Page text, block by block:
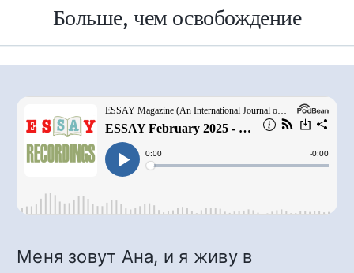
Больше, чем освобождение
Меня зовут Ана, и я живу в